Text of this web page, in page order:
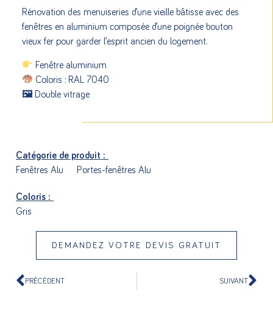
Rénovation des menuiseries d’une vieille bâtisse avec des
fenêtres en aluminium composée d’une poignée bouton
vieux fer pour garder l’esprit ancien du logement.
Fenêtre aluminium
Coloris : RAL 7040
🖼 Double vitrage
Catégorie de produit :
Fenêtres Alu
Portes-fenêtres Alu
Coloris :
Gris
DEMANDEZ VOTRE DEVIS GRATUIT
PRÉCÉDENT SUIVANT